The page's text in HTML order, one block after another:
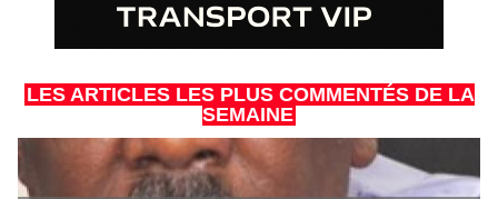
LES ARTICLES LES PLUS COMMENTÉS DE LA
SEMAINE